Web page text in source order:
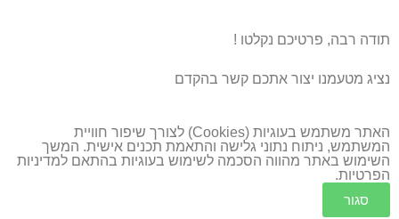
תודה רבה, פרטיכם נקלטו !
נציג מטעמנו יצור אתכם קשר בהקדם
האתר משתמש בעוגיות (Cookies) לצורך שיפור חוויית
המשתמש, ניתוח נתוני גלישה והתאמת תכנים אישית. המשך
השימוש באתר מהווה הסכמה לשימוש בעוגיות בהתאם למדיניות
הפרטיות.
סגור